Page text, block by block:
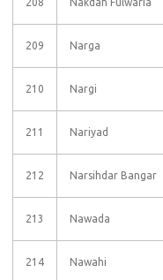
209 Narga
210 Nargi
211 Nariyad
212 Narsihdar Bangar
213 Nawada
214 Nawahi